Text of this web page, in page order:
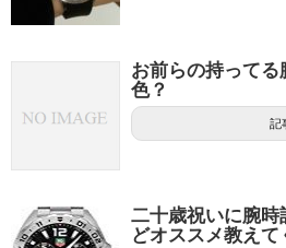
お前らの持って
色？
記
二十歳祝いに腕
どオススメ教えて